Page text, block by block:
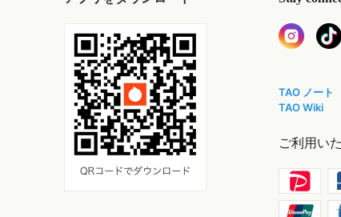
TAO ノート
TAO Wiki
ご利用い